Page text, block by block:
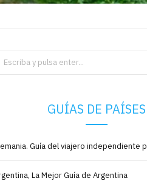
GUÍAS DE PAÍSES
Guía del viajero independiente
La Mejor Guía de Argentina